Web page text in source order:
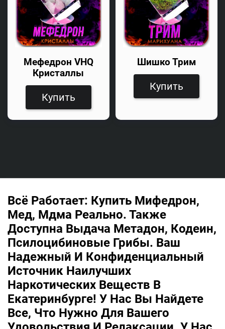
Мефедрон VHQ
Кристаллы
Купить
Шишко Трим
Купить
Всё Работает: Купить Мифедрон,
Мед, Мдма Реально. Также
Доступна Выдача Метадон, Кодеин,
Псилоцибиновые Грибы. Ваш
Надежный И Конфиденциальный
Источник Наилучших
Наркотических Веществ В
Екатеринбурге! У Нас Вы Найдете
Все, Что Нужно Для Вашего